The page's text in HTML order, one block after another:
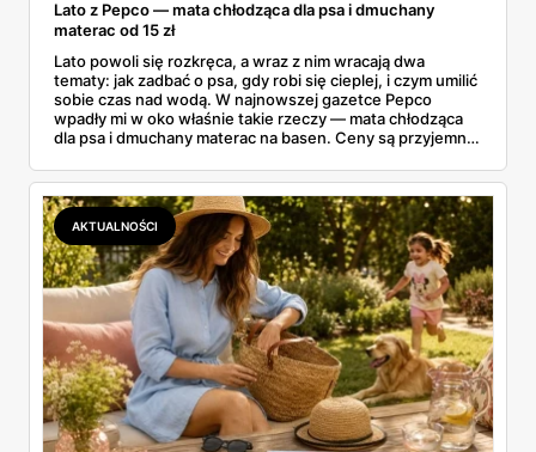
Lato z Pepco — mata chłodząca dla psa i dmuchany
materac od 15 zł
Lato powoli się rozkręca, a wraz z nim wracają dwa
tematy: jak zadbać o psa, gdy robi się cieplej, i czym umilić
sobie czas nad wodą. W najnowszej gazetce Pepco
wpadły mi w oko właśnie takie rzeczy — mata chłodząca
dla psa i dmuchany materac na basen. Ceny są przyjemne:
Zebrałam to, co naprawdę warto rozważyć na ten sezon
— dla czworonoga w domu i dla całej rodziny nad wodą.
AKTUALNOŚCI